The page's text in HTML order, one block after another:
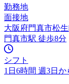
勤務地
面接地
大阪府門真市松生
門真市駅 徒歩8分
シフト
1日6時間 週3日か